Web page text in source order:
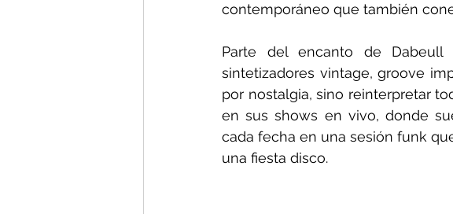
contemporáneo que también
Parte del encanto de
sintetizadores vintage, groove
por nostalgia, sino reinterpretar
en sus shows en vivo, donde
cada fecha en una sesión funk
una fiesta disco.